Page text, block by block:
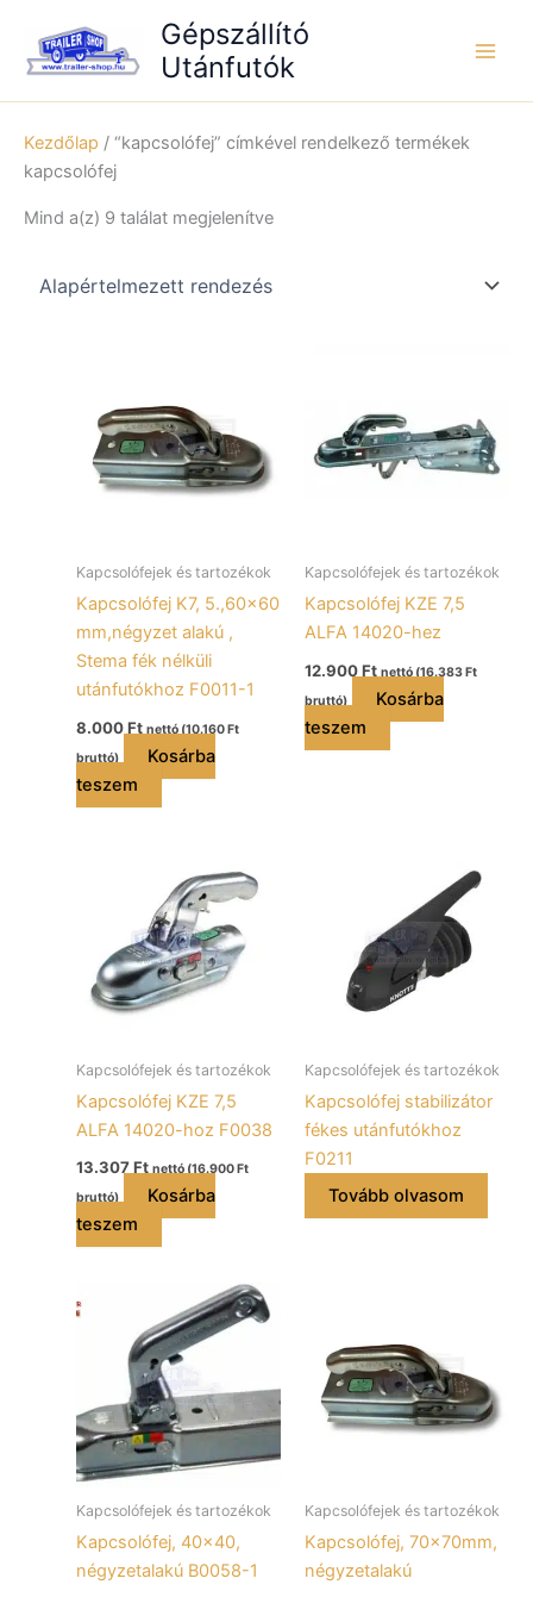
content
Gépszállító
Utánfutók
Kezdőlap / “kapcsolófej” címkével rendelkező termékek
kapcsolófej
Mind a(z) 9 találat megjelenítve
Kapcsolófejek és tartozékok
Kapcsolófej K7, 5.,60×60
mm,négyzet alakú ,
Stema fék nélküli
utánfutókhoz F0011-1
8.000Ft nettó (10.160Ft
bruttó)
Kosárba
teszem
Kapcsolófejek és tartozékok
Kapcsolófej KZE 7,5
ALFA 14020-hez
12.900Ft nettó (16.383Ft
bruttó)
Kosárba
teszem
Kapcsolófejek és tartozékok
Kapcsolófej KZE 7,5
ALFA 14020-hoz F0038
13.307Ft nettó (16.900 Ft
bruttó)
Kosárba
teszem
Kapcsolófejek és tartozékok
Kapcsolófej stabilizátor
fékes utánfutókhoz
F0211
Tovább olvasom
Kapcsolófejek és tartozékok
Kapcsolófej, 40×40,
négyzetalakú B0058-1
Kapcsolófejek és tartozékok
Kapcsolófej, 70x70mm,
négyzetalakú